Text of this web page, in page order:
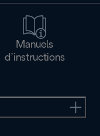
Manuels
d’instructions